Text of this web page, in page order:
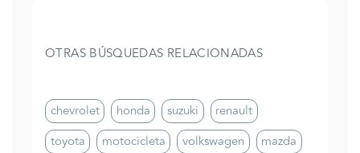
OTRAS BÚSQUEDAS RELACIONADAS
chevrolet honda suzuki
renault
toyota
motocicleta volkswagen
mazda